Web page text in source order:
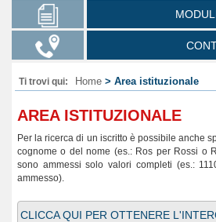
Ti trovi qui: Home > Area istituzionale
AREA ISTITUZIONALE
Per la ricerca di un iscritto è possibile anche
cognome o del nome (es.: Ros per Rossi o
sono ammessi solo valori completi (es.:
ammesso).
CLICCA QUI PER OTTENERE